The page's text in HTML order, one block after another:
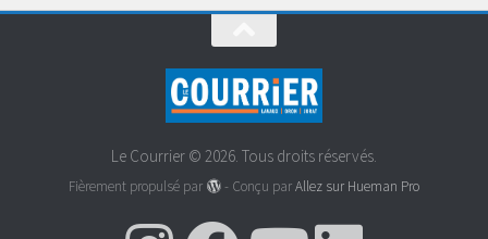
Le Courrier © 2026. Tous droits réservés.
Fièrement propulsé par - Conçu parAllez sur Hueman Pro